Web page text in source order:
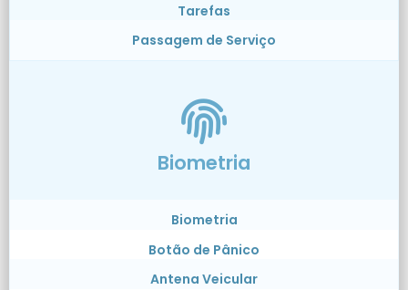
Tarefas
Passagem de Serviço
Biometria
Biometria
Botão de Pânico
Antena Veicular